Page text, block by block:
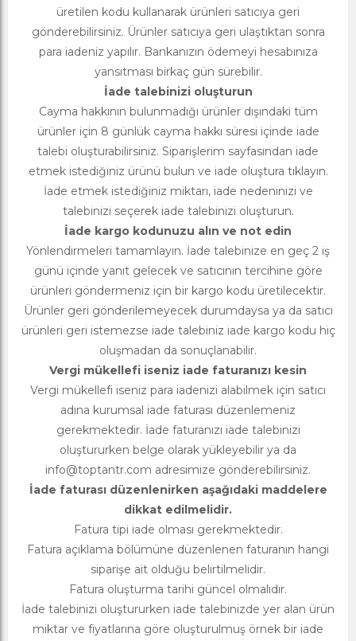
üretilen kodu kullanarak ürünleri satıcıya geri
gönderebilirsiniz. Ürünler satıcıya geri ulaştıktan sonra
para iadeniz yapılır. Bankanızın ödemeyi hesabınıza
yansıtması birkaç gün sürebilir.
İade talebinizi oluşturun
Cayma hakkının bulunmadığı ürünler dışındaki tüm
ürünler için 8 günlük cayma hakkı süresi içinde iade
talebi oluşturabilirsiniz. Siparişlerim sayfasından iade
etmek istediğiniz ürünü bulun ve iade oluştura tıklayın.
İade etmek istediğiniz miktarı, iade nedeninizi ve
talebinizi seçerek iade talebinizi oluşturun.
İade kargo kodunuzu alın ve not edin
Yönlendirmeleri tamamlayın. İade talebinize en geç 2 iş
günü içinde yanıt gelecek ve satıcının tercihine göre
ürünleri göndermeniz için bir kargo kodu üretilecektir.
Ürünler geri gönderilemeyecek durumdaysa ya da satıcı
ürünleri geri istemezse iade talebiniz iade kargo kodu hiç
oluşmadan da sonuçlanabilir.
Vergi mükellefi iseniz iade faturanızı kesin
Vergi mükellefi iseniz para iadenizi alabilmek için satıcı
adına kurumsal iade faturası düzenlemeniz
gerekmektedir. İade faturanızı iade talebinizi
oluştururken belge olarak yükleyebilir ya da
info@toptantr.com adresimize gönderebilirsiniz.
İade faturası düzenlenirken aşağıdaki maddelere
dikkat edilmelidir.
Fatura tipi iade olması gerekmektedir.
Fatura açıklama bölümüne düzenlenen faturanın hangi
siparişe ait olduğu belirtilmelidir.
Fatura oluşturma tarihi güncel olmalıdır.
İade talebinizi oluştururken iade talebinizde yer alan ürün
miktar ve fiyatlarına göre oluşturulmuş örnek bir iade